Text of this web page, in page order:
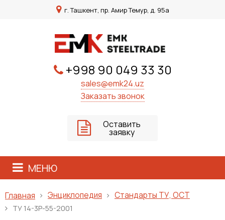
г. Ташкент, пр. Амир Темур, д. 95а
+998 90 049 33 30
sales@emk24.uz
Заказать звонок
Оставить
заявку
МЕНЮ
Главная Энциклопедия Стандарты ТУ, ОСТ
ТУ 14-3Р-55-2001